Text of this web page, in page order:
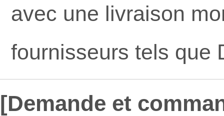
avec une livraison
fournisseurs tels que
[Demande et